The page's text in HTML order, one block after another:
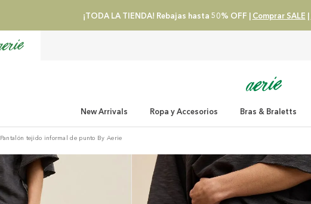
¡TODA LA TIENDA! Rebajas hasta 50% OFF | Comprar SALE |
New Arrivals Ropa y Accesorios Bras & Braletts
Pantalón tejido informal de punto By Aerie